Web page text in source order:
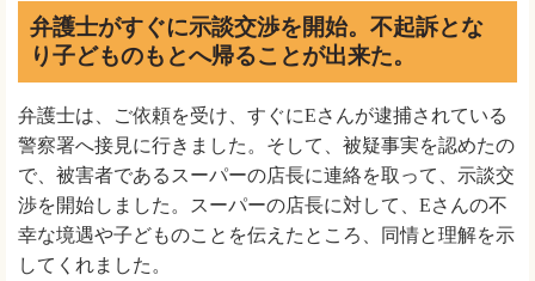
弁護士がすぐに示談交渉を開始。不起訴とな
り子どものもとへ帰ることが出来た。
弁護士は、ご依頼を受け、すぐにEさんが逮捕されている
警察署へ接見に行きました。そして、被疑事実を認めたの
で、被害者であるスーパーの店長に連絡を取って、示談交
渉を開始しました。スーパーの店長に対して、Eさんの不
幸な境遇や子どものことを伝えたところ、同情と理解を示
してくれました。